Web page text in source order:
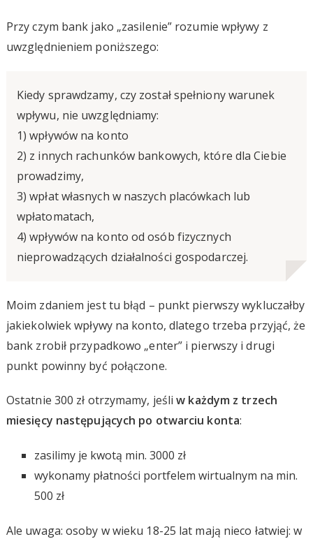
Przy czym bank jako „zasilenie” rozumie wpływy z
uwzględnieniem poniższego:
Kiedy sprawdzamy, czy został spełniony warunek
wpływu, nie uwzględniamy:
1) wpływów na konto
2) z innych rachunków bankowych, które dla Ciebie
prowadzimy,
3) wpłat własnych w naszych placówkach lub
wpłatomatach,
4) wpływów na konto od osób fizycznych
nieprowadzących działalności gospodarczej.
Moim zdaniem jest tu błąd – punkt pierwszy wykluczałby
jakiekolwiek wpływy na konto, dlatego trzeba przyjąć, że
bank zrobił przypadkowo „enter” i pierwszy i drugi
punkt powinny być połączone.
Ostatnie 300 zł otrzymamy, jeśliw każdym z trzech
miesięcy następujących po otwarciu konta:
zasilimy je kwotą min. 3000 zł
wykonamy płatności portfelem wirtualnym na min.
500 zł
Ale uwaga: osoby w wieku 18-25 lat mają nieco łatwiej: w